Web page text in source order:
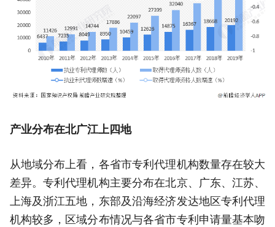
产业分布在北广江上四地
从地域分布上看，各省市专利代理机构数量存在较大
差异。专利代理机构主要分布在北京、广东、江苏、
上海及浙江五地，东部及沿海经济发达地区专利代理
机构较多，区域分布情况与各省市专利申请量基本吻